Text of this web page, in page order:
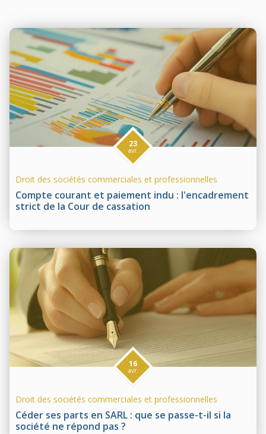
Compte courant et paiement indu : l'encadrement
strict de la Cour de cassation
23
avr.
Droit des sociétés commerciales et professionnelles
Céder ses parts en SARL : que se passe-t-il si la
société ne répond pas ?
16
avr.
Droit des sociétés commerciales et professionnelles